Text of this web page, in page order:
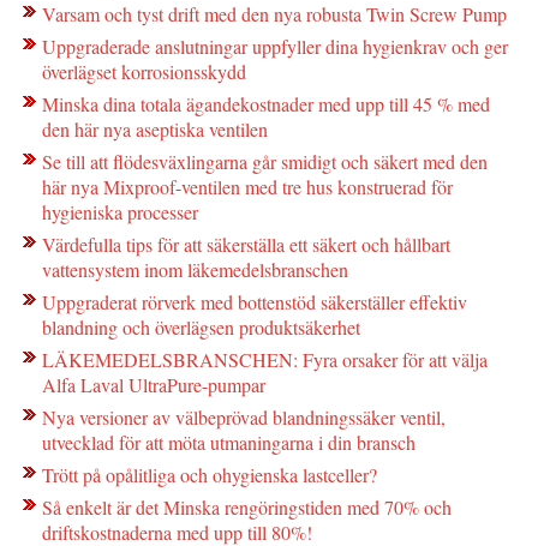
Varsam och tyst drift med den nya robusta Twin Screw Pump
Uppgraderade anslutningar uppfyller dina hygienkrav och ger
överlägset korrosionsskydd
Minska dina totala ägandekostnader med upp till 45 % med
den här nya aseptiska ventilen
Se till att flödesväxlingarna går smidigt och säkert med den
här nya Mixproof-ventilen med tre hus konstruerad för
hygieniska processer
Värdefulla tips för att säkerställa ett säkert och hållbart
vattensystem inom läkemedelsbranschen
Uppgraderat rörverk med bottenstöd säkerställer effektiv
blandning och överlägsen produktsäkerhet
LÄKEMEDELSBRANSCHEN: Fyra orsaker för att välja
Alfa Laval UltraPure-pumpar
Nya versioner av välbeprövad blandningssäker ventil,
utvecklad för att möta utmaningarna i din bransch
Trött på opålitliga och ohygienska lastceller?
Så enkelt är det Minska rengöringstiden med 70% och
driftskostnaderna med upp till 80%!